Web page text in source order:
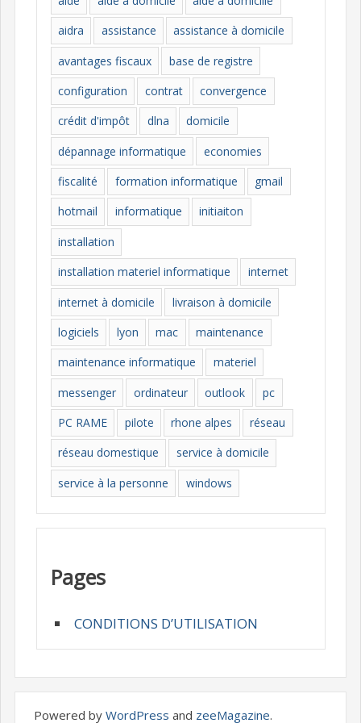
e
s
aidra
assistance
assistance à domicile
avantages fiscaux
base de registre
configuration
contrat
convergence
crédit d'impôt
dlna
domicile
dépannage informatique
economies
fiscalité
formation informatique
gmail
hotmail
informatique
initiaiton
installation
installation materiel informatique
internet
internet à domicile
livraison à domicile
logiciels
lyon mac
maintenance
maintenance informatique
materiel
messenger
ordinateur outlook
pc
PC RAME
pilote rhone alpes
réseau
réseau domestique
service à domicile
service à la personne
windows
Pages
CONDITIONS D’UTILISATION
Powered by WordPress and zeeMagazine.